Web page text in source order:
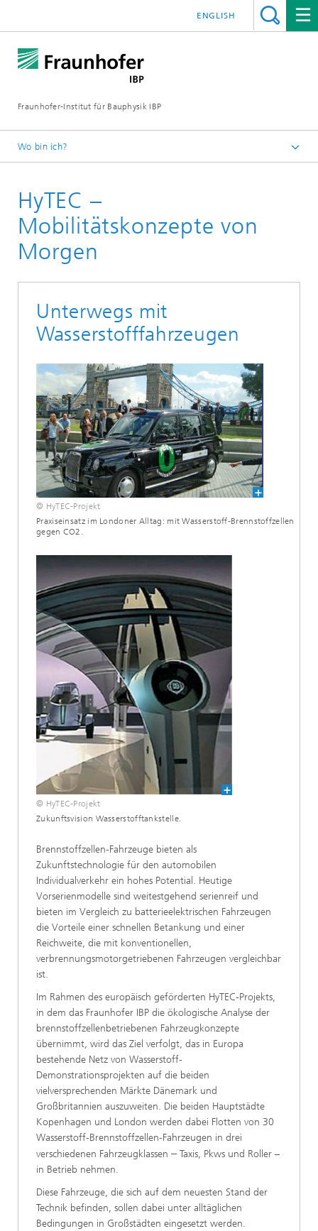
Fraunhofer-Institut für Bauphysik IBP
ENGLISH
Wo bin ich?
HyTEC –
Mobilitätskonzepte von
Morgen
Unterwegs mit
Wasserstofffahrzeugen
© HyTEC-Projekt
Praxiseinsatz im Londoner Alltag: mit Wasserstoff-Brennstoffzellen
gegen CO2.
© HyTEC-Projekt
Zukunftsvision Wasserstofftankstelle.
Brennstoffzellen-Fahrzeuge bieten als
Zukunftstechnologie für den automobilen
Individualverkehr ein hohes Potential. Heutige
Vorserienmodelle sind weitestgehend serienreif und
bieten im Vergleich zu batterieelektrischen Fahrzeugen
die Vorteile einer schnellen Betankung und einer
Reichweite, die mit konventionellen,
verbrennungsmotorgetriebenen Fahrzeugen vergleichbar
ist.
Im Rahmen des europäisch geförderten HyTEC-Projekts,
in dem das Fraunhofer IBP die ökologische Analyse der
brennstoffzellenbetriebenen Fahrzeugkonzepte
übernimmt, wird das Ziel verfolgt, das in Europa
bestehende Netz von Wasserstoff-
Demonstrationsprojekten auf die beiden
vielversprechenden Märkte Dänemark und
Großbritannien auszuweiten. Die beiden Hauptstädte
Kopenhagen und London werden dabei Flotten von 30
Wasserstoff-Brennstoffzellen-Fahrzeugen in drei
verschiedenen Fahrzeugklassen –Taxis, Pkws und Roller –
in Betrieb nehmen.
Diese Fahrzeuge, die sich auf dem neuesten Stand der
Technik befinden, sollen dabei unter alltäglichen
Bedingungen in Großstädten eingesetzt werden.